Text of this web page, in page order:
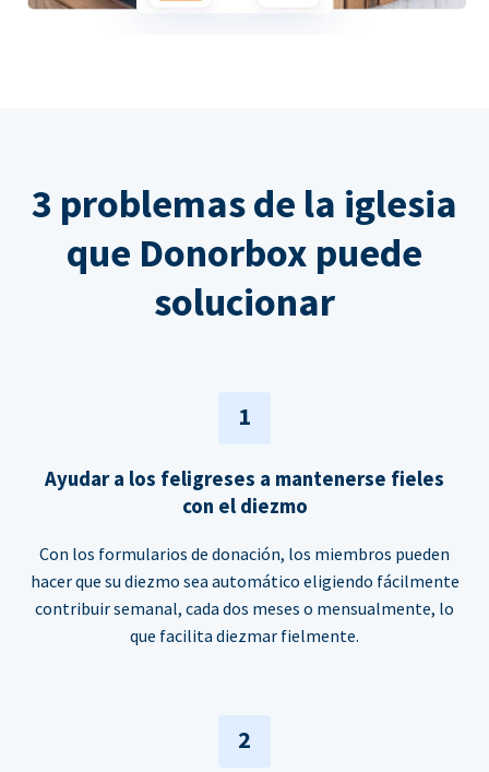
3 problemas de la iglesia
que Donorbox puede
solucionar
1
Ayudar a los feligreses a mantenerse fieles
con el diezmo
Con los formularios de donación, los miembros pueden
hacer que su diezmo sea automático eligiendo fácilmente
contribuir semanal, cada dos meses o mensualmente, lo
que facilita diezmar fielmente.
2